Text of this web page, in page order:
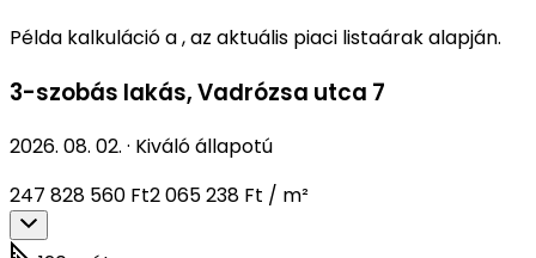
Példa kalkuláció a , az aktuális piaci listaárak alapján.
3-szobás lakás,Vadrózsa utca 7
2026. 08. 02. · Kiváló állapotú
247 828 560 Ft2 065 238 Ft / m²